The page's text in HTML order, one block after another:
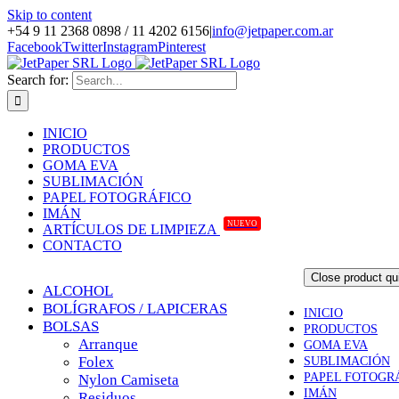
Skip to content
+54 9 11 2368 0898 / 11 4202 6156|info@jetpaper.com.ar
FacebookTwitterInstagramPinterest
Search for:
INICIO
PRODUCTOS
GOMA EVA
SUBLIMACIÓN
PAPEL FOTOGRÁFICO
IMÁN
ARTÍCULOS DE LIMPIEZA
NUEVO
CONTACTO
ALCOHOL
BOLÍGRAFOS / LAPICERAS
BOLSAS
Arranque
Folex
Nylon Camiseta
Close product
INICIO
PRODUCTOS
GOMA EVA
SUBLIMACIÓN
PAPEL
IMÁN